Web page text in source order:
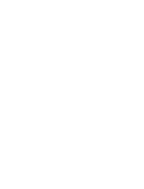
Slovenská
o bronz